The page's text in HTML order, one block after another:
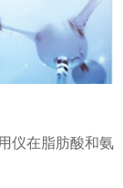
仪在脂肪酸和氨